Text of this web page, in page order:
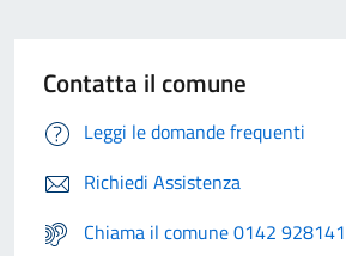
Contatta il comune
Leggi le domande frequenti
Richiedi Assistenza
Chiama il comune 0142 928141